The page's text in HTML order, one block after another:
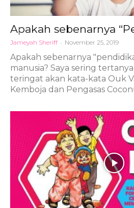
Apakah sebenarnya
Jameyah Sheriff - November 25, 2019
Apakah sebenarnya
manusia? Saya sering
teringat akan kata-kata Ouk
Kemboja dan Pengasas